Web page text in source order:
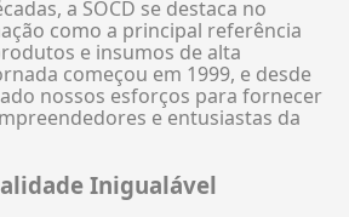
a SOCD se destaca no
como a principal referência
e insumos de alta
começou em 1999, e desde
nossos esforços para fornecer
e entusiastas da
Inigualável